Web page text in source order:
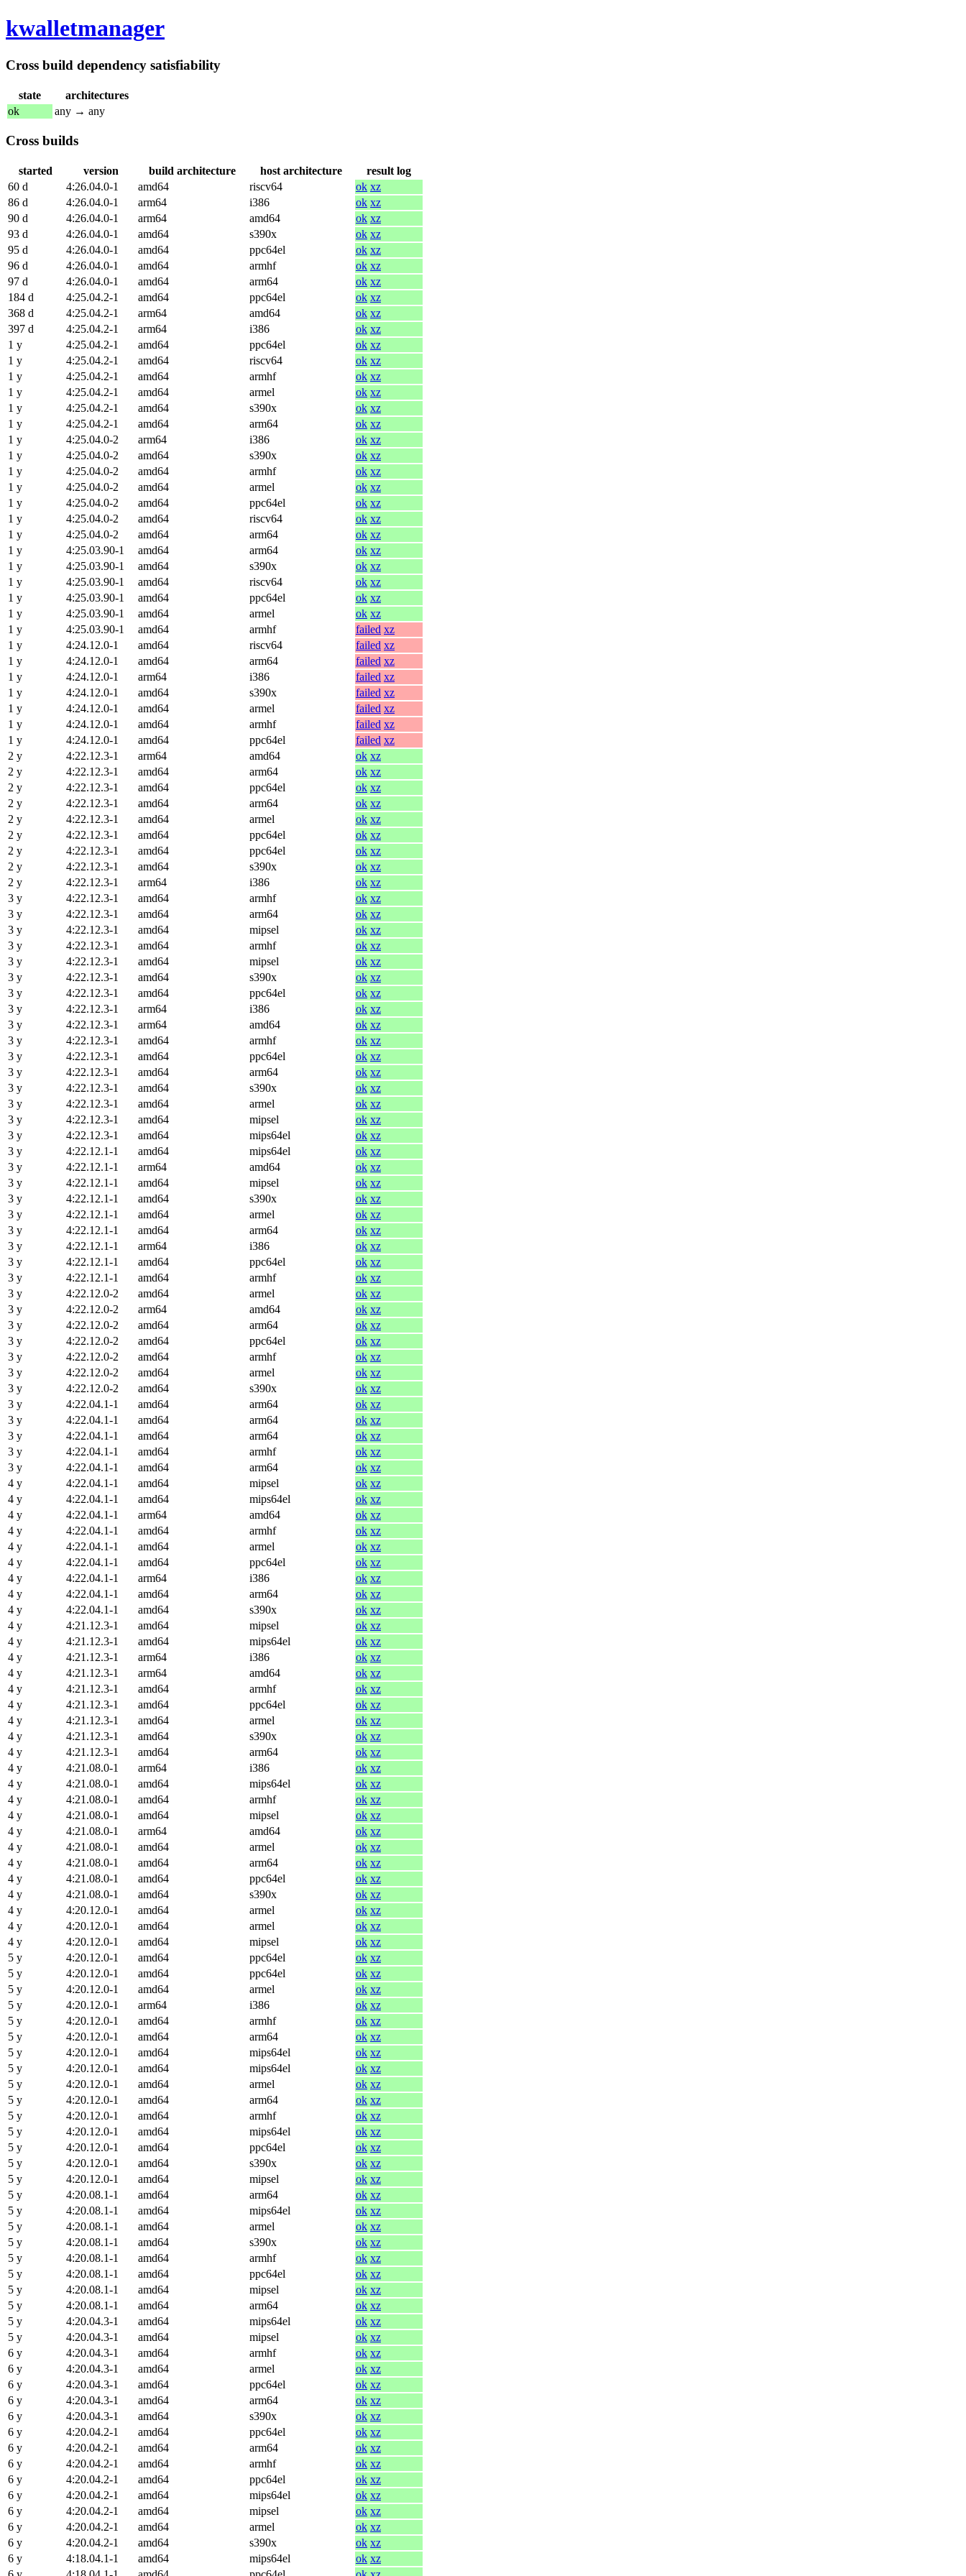
kwalletmanager
Cross build dependency satisfiability
state
architectures
ok
any → any
Cross builds
started version build architecture host architecture
result log
60 d
4:26.04.0-1 amd64 riscv64 ok xz
86 d
4:26.04.0-1 arm64 i386 ok xz
90 d
4:26.04.0-1 arm64 amd64 ok xz
93 d
4:26.04.0-1 amd64 s390x ok xz
95 d
4:26.04.0-1 amd64 ppc64el ok xz
96 d
4:26.04.0-1 amd64 armhf ok xz
97 d
4:26.04.0-1 amd64 arm64 ok xz
184 d
4:25.04.2-1 amd64 ppc64el ok xz
368 d
4:25.04.2-1 arm64 amd64 ok xz
397 d
4:25.04.2-1 arm64 i386 ok xz
1 y
4:25.04.2-1 amd64 ppc64el ok xz
1 y
4:25.04.2-1 amd64 riscv64 ok xz
1 y
4:25.04.2-1 amd64 armhf ok xz
1 y
4:25.04.2-1 amd64 armel ok xz
1 y
4:25.04.2-1 amd64 s390x ok xz
1 y
4:25.04.2-1 amd64 arm64 ok xz
1 y
4:25.04.0-2 arm64 i386 ok xz
1 y
4:25.04.0-2 amd64 s390x ok xz
1 y
4:25.04.0-2 amd64 armhf ok xz
1 y
4:25.04.0-2 amd64 armel ok xz
1 y
4:25.04.0-2 amd64 ppc64el ok xz
1 y
4:25.04.0-2 amd64 riscv64 ok xz
1 y
4:25.04.0-2 amd64 arm64 ok xz
1 y
4:25.03.90-1 amd64 arm64 ok xz
1 y
4:25.03.90-1 amd64 s390x ok xz
1 y
4:25.03.90-1 amd64 riscv64 ok xz
1 y
4:25.03.90-1 amd64 ppc64el ok xz
1 y
4:25.03.90-1 amd64 armel ok xz
1 y
4:25.03.90-1 amd64 armhf failed xz
1 y
4:24.12.0-1 amd64 riscv64 failed xz
1 y
4:24.12.0-1 amd64 arm64 failed xz
1 y
4:24.12.0-1 arm64 i386 failed xz
1 y
4:24.12.0-1 amd64 s390x failed xz
1 y
4:24.12.0-1 amd64 armel failed xz
1 y
4:24.12.0-1 amd64 armhf failed xz
1 y
4:24.12.0-1 amd64 ppc64el failed xz
2 y
4:22.12.3-1 arm64 amd64 ok xz
2 y
4:22.12.3-1 amd64 arm64 ok xz
2 y
4:22.12.3-1 amd64 ppc64el ok xz
2 y
4:22.12.3-1 amd64 arm64 ok xz
2 y
4:22.12.3-1 amd64 armel ok xz
2 y
4:22.12.3-1 amd64 ppc64el ok xz
2 y
4:22.12.3-1 amd64 ppc64el ok xz
2 y
4:22.12.3-1 amd64 s390x ok xz
2 y
4:22.12.3-1 arm64 i386 ok xz
3 y
4:22.12.3-1 amd64 armhf ok xz
3 y
4:22.12.3-1 amd64 arm64 ok xz
3 y
4:22.12.3-1 amd64 mipsel ok xz
3 y
4:22.12.3-1 amd64 armhf ok xz
3 y
4:22.12.3-1 amd64 mipsel ok xz
3 y
4:22.12.3-1 amd64 s390x ok xz
3 y
4:22.12.3-1 amd64 ppc64el ok xz
3 y
4:22.12.3-1 arm64 i386 ok xz
3 y
4:22.12.3-1 arm64 amd64 ok xz
3 y
4:22.12.3-1 amd64 armhf ok xz
3 y
4:22.12.3-1 amd64 ppc64el ok xz
3 y
4:22.12.3-1 amd64 arm64 ok xz
3 y
4:22.12.3-1 amd64 s390x ok xz
3 y
4:22.12.3-1 amd64 armel ok xz
3 y
4:22.12.3-1 amd64 mipsel ok xz
3 y
4:22.12.3-1 amd64 mips64el ok xz
3 y
4:22.12.1-1 amd64 mips64el ok xz
3 y
4:22.12.1-1 arm64 amd64 ok xz
3 y
4:22.12.1-1 amd64 mipsel ok xz
3 y
4:22.12.1-1 amd64 s390x ok xz
3 y
4:22.12.1-1 amd64 armel ok xz
3 y
4:22.12.1-1 amd64 arm64 ok xz
3 y
4:22.12.1-1 arm64 i386 ok xz
3 y
4:22.12.1-1 amd64 ppc64el ok xz
3 y
4:22.12.1-1 amd64 armhf ok xz
3 y
4:22.12.0-2 amd64 armel ok xz
3 y
4:22.12.0-2 arm64 amd64 ok xz
3 y
4:22.12.0-2 amd64 arm64 ok xz
3 y
4:22.12.0-2 amd64 ppc64el ok xz
3 y
4:22.12.0-2 amd64 armhf ok xz
3 y
4:22.12.0-2 amd64 armel ok xz
3 y
4:22.12.0-2 amd64 s390x ok xz
3 y
4:22.04.1-1 amd64 arm64 ok xz
3 y
4:22.04.1-1 amd64 arm64 ok xz
3 y
4:22.04.1-1 amd64 arm64 ok xz
3 y
4:22.04.1-1 amd64 armhf ok xz
3 y
4:22.04.1-1 amd64 arm64 ok xz
4 y
4:22.04.1-1 amd64 mipsel ok xz
4 y
4:22.04.1-1 amd64 mips64el ok xz
4 y
4:22.04.1-1 arm64 amd64 ok xz
4 y
4:22.04.1-1 amd64 armhf ok xz
4 y
4:22.04.1-1 amd64 armel ok xz
4 y
4:22.04.1-1 amd64 ppc64el ok xz
4 y
4:22.04.1-1 arm64 i386 ok xz
4 y
4:22.04.1-1 amd64 arm64 ok xz
4 y
4:22.04.1-1 amd64 s390x ok xz
4 y
4:21.12.3-1 amd64 mipsel ok xz
4 y
4:21.12.3-1 amd64 mips64el ok xz
4 y
4:21.12.3-1 arm64 i386 ok xz
4 y
4:21.12.3-1 arm64 amd64 ok xz
4 y
4:21.12.3-1 amd64 armhf ok xz
4 y
4:21.12.3-1 amd64 ppc64el ok xz
4 y
4:21.12.3-1 amd64 armel ok xz
4 y
4:21.12.3-1 amd64 s390x ok xz
4 y
4:21.12.3-1 amd64 arm64 ok xz
4 y
4:21.08.0-1 arm64 i386 ok xz
4 y
4:21.08.0-1 amd64 mips64el ok xz
4 y
4:21.08.0-1 amd64 armhf ok xz
4 y
4:21.08.0-1 amd64 mipsel ok xz
4 y
4:21.08.0-1 arm64 amd64 ok xz
4 y
4:21.08.0-1 amd64 armel ok xz
4 y
4:21.08.0-1 amd64 arm64 ok xz
4 y
4:21.08.0-1 amd64 ppc64el ok xz
4 y
4:21.08.0-1 amd64 s390x ok xz
4 y
4:20.12.0-1 amd64 armel ok xz
4 y
4:20.12.0-1 amd64 armel ok xz
4 y
4:20.12.0-1 amd64 mipsel ok xz
5 y
4:20.12.0-1 amd64 ppc64el ok xz
5 y
4:20.12.0-1 amd64 ppc64el ok xz
5 y
4:20.12.0-1 amd64 armel ok xz
5 y
4:20.12.0-1 arm64 i386 ok xz
5 y
4:20.12.0-1 amd64 armhf ok xz
5 y
4:20.12.0-1 amd64 arm64 ok xz
5 y
4:20.12.0-1 amd64 mips64el ok xz
5 y
4:20.12.0-1 amd64 mips64el ok xz
5 y
4:20.12.0-1 amd64 armel ok xz
5 y
4:20.12.0-1 amd64 arm64 ok xz
5 y
4:20.12.0-1 amd64 armhf ok xz
5 y
4:20.12.0-1 amd64 mips64el ok xz
5 y
4:20.12.0-1 amd64 ppc64el ok xz
5 y
4:20.12.0-1 amd64 s390x ok xz
5 y
4:20.12.0-1 amd64 mipsel ok xz
5 y
4:20.08.1-1 amd64 arm64 ok xz
5 y
4:20.08.1-1 amd64 mips64el ok xz
5 y
4:20.08.1-1 amd64 armel ok xz
5 y
4:20.08.1-1 amd64 s390x ok xz
5 y
4:20.08.1-1 amd64 armhf ok xz
5 y
4:20.08.1-1 amd64 ppc64el ok xz
5 y
4:20.08.1-1 amd64 mipsel ok xz
5 y
4:20.08.1-1 amd64 arm64 ok xz
5 y
4:20.04.3-1 amd64 mips64el ok xz
5 y
4:20.04.3-1 amd64 mipsel ok xz
6 y
4:20.04.3-1 amd64 armhf ok xz
6 y
4:20.04.3-1 amd64 armel ok xz
6 y
4:20.04.3-1 amd64 ppc64el ok xz
6 y
4:20.04.3-1 amd64 arm64 ok xz
6 y
4:20.04.3-1 amd64 s390x ok xz
6 y
4:20.04.2-1 amd64 ppc64el ok xz
6 y
4:20.04.2-1 amd64 arm64 ok xz
6 y
4:20.04.2-1 amd64 armhf ok xz
6 y
4:20.04.2-1 amd64 ppc64el ok xz
6 y
4:20.04.2-1 amd64 mips64el ok xz
6 y
4:20.04.2-1 amd64 mipsel ok xz
6 y
4:20.04.2-1 amd64 armel ok xz
6 y
4:20.04.2-1 amd64 s390x ok xz
6 y
4:18.04.1-1 amd64 mips64el ok xz